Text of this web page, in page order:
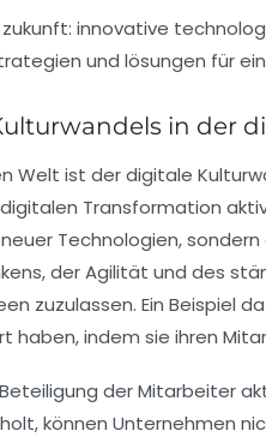
in der
Welt ist derdigitale
digitalen Transformation
Technologien,
, derAgilität und des
zuzulassen. Ein Beispiel
haben, indem sie ihren
Beteiligung der Mitarbeiter
können Unternehmen